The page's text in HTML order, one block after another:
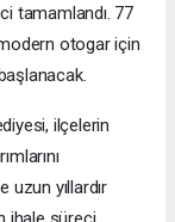
tamamlandı. 77
otogar için
ilçelerin
yıllardır